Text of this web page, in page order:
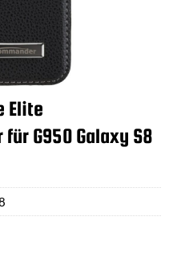
Elite
G950 Galaxy S8